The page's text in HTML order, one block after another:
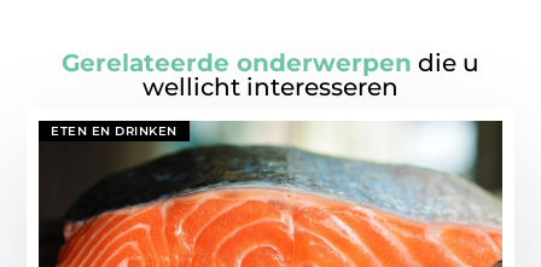
Gerelateerde onderwerpen die u
wellicht interesseren
ETEN EN DRINKEN